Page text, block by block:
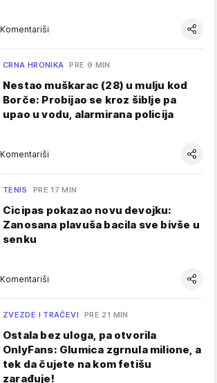
Komentariši
CRNA HRONIKA PRE 9 MIN
Nestao muškarac (28) u mulju kod
Borče: Probijao se kroz šiblje pa
upao u vodu, alarmirana policija
Komentariši
TENIS PRE 17 MIN
Cicipas pokazao novu devojku:
Zanosana plavuša bacila sve bivše u
senku
Komentariši
ZVEZDE I TRAČEVI PRE 21 MIN
Ostala bez uloga, pa otvorila
OnlyFans: Glumica zgrnula milione, a
tek da čujete na kom fetišu
zarađuje!